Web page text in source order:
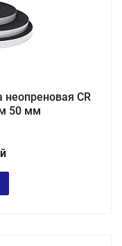
неопреновая CR
50 мм